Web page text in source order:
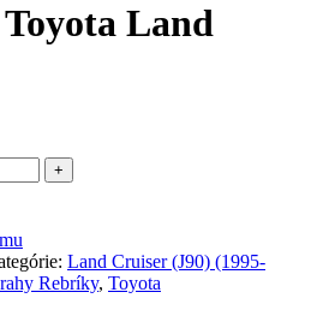
Land
Land Cruiser (J90) (1995-
Rebríky, Toyota